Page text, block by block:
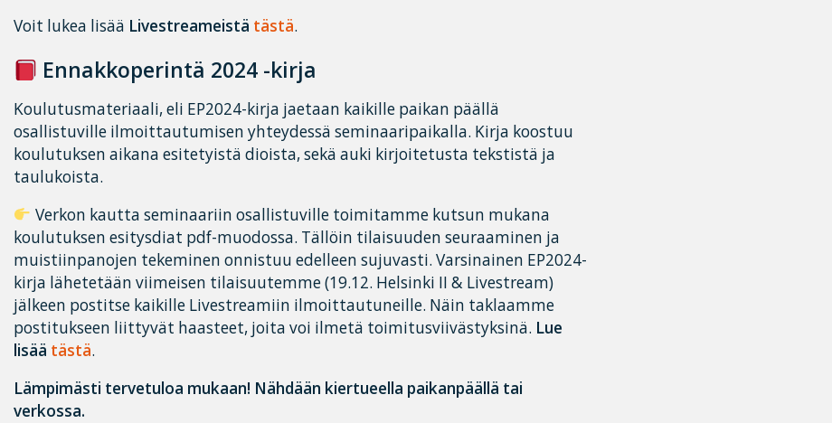
Voit lukea lisää Livestreameistä tästä.
Ennakkoperintä 2024 -kirja
Koulutusmateriaali, eli EP2024-kirja jaetaan kaikille paikan päällä
osallistuville ilmoittautumisen yhteydessä seminaaripaikalla. Kirja koostuu
koulutuksen aikana esitetyistä dioista, sekä auki kirjoitetusta tekstistä ja
taulukoista.
Verkon kautta seminaariin osallistuville toimitamme kutsun mukana
koulutuksen esitysdiat pdf-muodossa. Tällöin tilaisuuden seuraaminen ja
muistiinpanojen tekeminen onnistuu edelleen sujuvasti. Varsinainen EP2024-
kirja lähetetään viimeisen tilaisuutemme (19.12. Helsinki II & Livestream)
jälkeen postitse kaikille Livestreamiin ilmoittautuneille. Näin taklaamme
postitukseen liittyvät haasteet, joita voi ilmetä toimitusviivästyksinä. Lue
lisää tästä.
Lämpimästi tervetuloa mukaan! Nähdään kiertueella paikanpäällä tai
verkossa.